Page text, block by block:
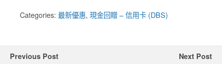
Categories: 最新優惠, 現金回贈 – 信用卡 (DBS)
Previous Post Next Post